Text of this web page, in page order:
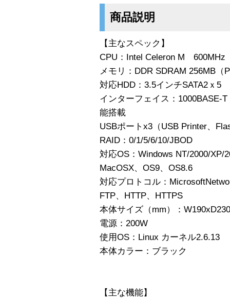
商品説明
【主なスペック】
CPU：Intel Celeron M 600MHz
メモリ：DDR SDRAM 256MB（
対応HDD：3.5インチSATA2ｘ5
インターフェイス：
能搭載
USBポートx3（USB Printer、
RAID：0/1/5/6/10/JBOD
対応OS：Windows NT/2000/XP/
MacOSX、OS9、OS8.6
対応プロトコル：
FTP、HTTP、HTTPS
本体サイズ（mm）：
電源：200W
使用OS：Linux カーネル2.6.13
本体カラー：ブラック
【主な機能】